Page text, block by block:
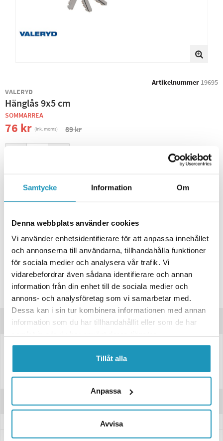
Samtycke Information Om
Denna webbplats använder cookies
Vi använder enhetsidentifierare för att anpassa innehållet
och annonserna till användarna, tillhandahålla funktioner
för sociala medier och analysera vår trafik. Vi
vidarebefordrar även sådana identifierare och annan
information från din enhet till de sociala medier och
annons- och analysföretag som vi samarbetar med.
Dessa kan i sin tur kombinera informationen med annan
information som du har tillhandahållit eller som de har
Tillåt alla
Anpassa
Avvisa
Artikelnummer 19695
VALERYD
Hänglås 9x5 cm
SOMMARREA
76 kr (ink. moms) 89 kr
+ LÄGG I KUNDVAGN
ONLINELAGER
BESTÄLLNINGSVARA
BUTIKSLAGER
Leverans- & Returinformation
Spara produkt
Frågor om produkten?
Produktinformation
Recensioner